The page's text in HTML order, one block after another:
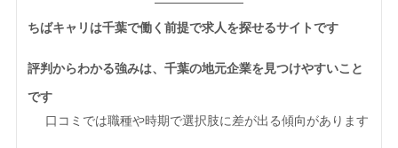
ちばキャリは千葉で働く前提で求人を探せるサイトです
評判からわかる強みは、千葉の地元企業を見つけやすいこと
です
口コミでは職種や時期で選択肢に差が出る傾向があります